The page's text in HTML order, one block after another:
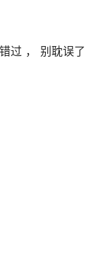
过 ， 别耽误了
//